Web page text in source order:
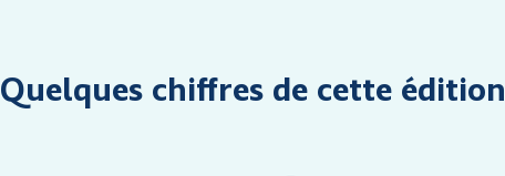
Quelques chiffres de cette édition